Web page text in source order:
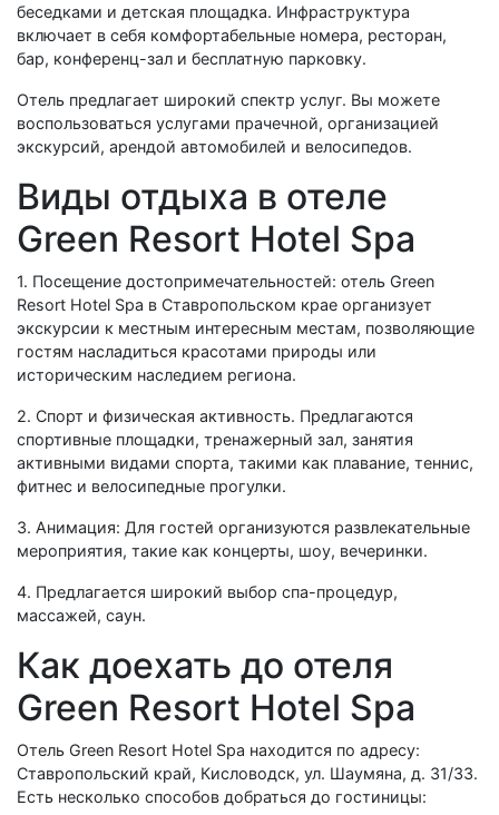
беседками и детская площадка. Инфраструктура
включает в себя комфортабельные номера, ресторан,
бар, конференц-зал и бесплатную парковку.
Отель предлагает широкий спектр услуг. Вы можете
воспользоваться услугами прачечной, организацией
экскурсий, арендой автомобилей и велосипедов.
Виды отдыха в отеле
Green Resort Hotel Spa
1. Посещение достопримечательностей: отель Green
Resort Hotel Spa в Ставропольском крае организует
экскурсии к местным интересным местам, позволяющие
гостям насладиться красотами природы или
историческим наследием региона.
2. Спорт и физическая активность. Предлагаются
спортивные площадки, тренажерный зал, занятия
активными видами спорта, такими как плавание, теннис,
фитнес и велосипедные прогулки.
3. Анимация: Для гостей организуются развлекательные
мероприятия, такие как концерты, шоу, вечеринки.
4. Предлагается широкий выбор спа-процедур,
массажей, саун.
Как доехать до отеля
Green Resort Hotel Spa
Отель Green Resort Hotel Spa находится по адресу:
Ставропольский край, Кисловодск, ул. Шаумяна, д. 31/33.
Есть несколько способов добраться до гостиницы: